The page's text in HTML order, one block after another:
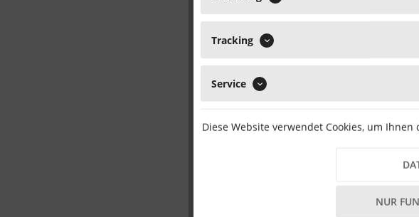
Tracking
Service
Diese Website verwendet Cookies, um
NUR